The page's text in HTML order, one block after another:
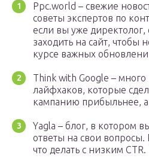
Ppc.world – свежие
советы экспертов по
если вы уже директолог,
заходить на сайт, чтобы
курсе важных
Think with Google –
лайфхаков, которые
кампанию прибыльнее,
Yagla – блог, в котором
ответы на свои вопросы.
что делать с низким CTR.